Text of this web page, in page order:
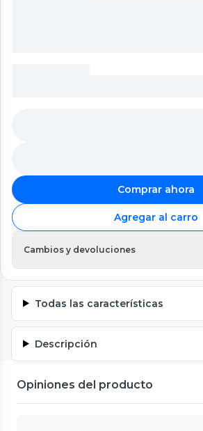
Comprar ahora
Agregar al carro
Cambios y devoluciones
Todas las características
Descripción
Opiniones del producto